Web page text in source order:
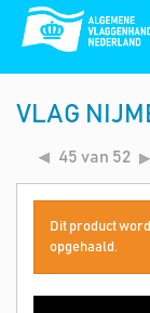
VLAG
45 van 52
Dit product
opgehaald.